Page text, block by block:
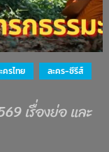
ครไทย
ละคร-ซีรีส์
เรื่องย่อ และ